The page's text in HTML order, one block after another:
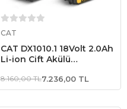
CAT
CAT DX1010.1 18Volt 2.0Ah
Li-ion Çift Akülü
Şarjlı Darbeli Matkap + 20
Parça Delme Vidalama Uç
8.160,00 TL7.236,00 TL